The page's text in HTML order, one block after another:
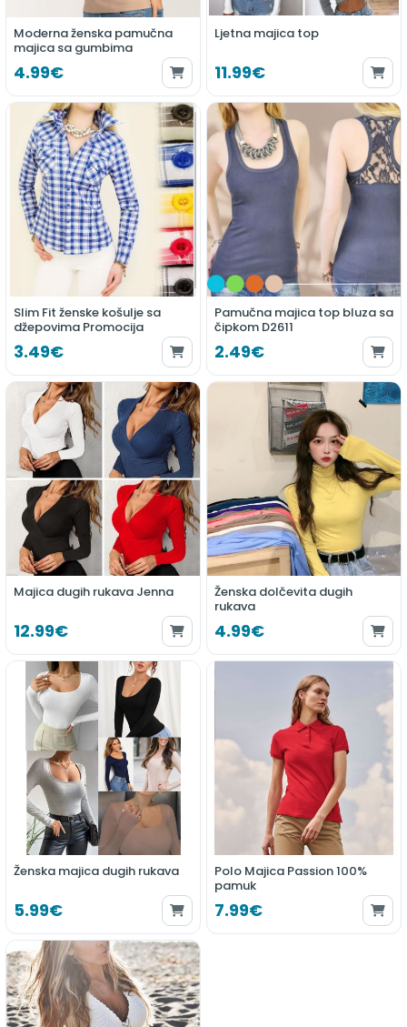
Moderna ženska pamučna
majica sa gumbima
4.99€
Ljetna majica top
11.99€
Slim Fit ženske košulje sa
džepovima Promocija
3.49€
Pamučna majica top bluza sa
čipkom D2611
2.49€
Majica dugih rukava Jenna
12.99€
Ženska dolčevita dugih
rukava
4.99€
Ženska majica dugih rukava
5.99€
Polo Majica Passion 100%
pamuk
7.99€